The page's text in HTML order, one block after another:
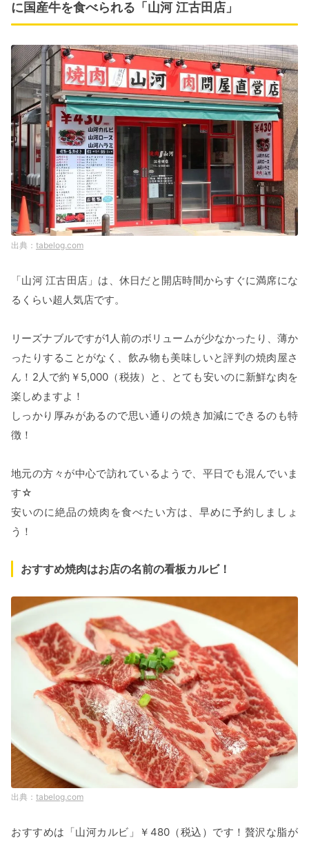
に国産牛を食べられる「山河 江古田店」
tabelog.com
「山河 江古田店」は、休日だと開店時間からすぐに満席にな
るくらい超人気店です。
リーズナブルですが1人前のボリュームが少なかったり、薄か
ったりすることがなく、飲み物も美味しいと評判の焼肉屋さ
ん！2人で約￥5,000（税抜）と、とても安いのに新鮮な肉を
楽しめますよ！
しっかり厚みがあるので思い通りの焼き加減にできるのも特
徴！
地元の方々が中心で訪れているようで、平日でも混んでいま
す☆
安いのに絶品の焼肉を食べたい方は、早めに予約しましょ
う！
おすすめ焼肉はお店の名前の看板カルビ！
tabelog.com
おすすめは「山河カルビ」￥480（税込）です！贅沢な脂が